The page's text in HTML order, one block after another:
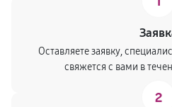
Оставляете заявку,
свяжется с вами в
2